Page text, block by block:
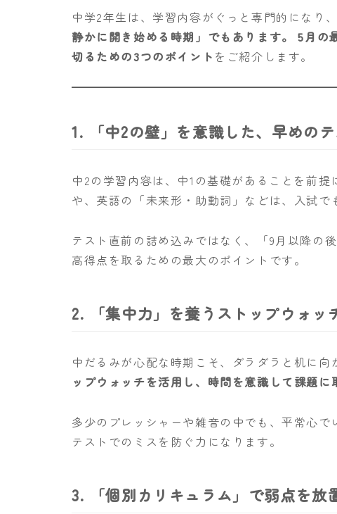
中学2年生は、学習内容がぐっと専門的になり
静かに開き始める時期」でもあります。 5月
切るための3つのポイント をご紹介します。
1. 「中2の壁」を意識した、早めの
中2の学習内容は、中1の基礎があることを前
や、英語の「未来形・助動詞」などは、入試で
テスト直前の詰め込みではなく、「9月以降の
高得点を取るための最大のポイントです。
2. 「集中力」を養うストップウォッ
中だるみが心配な時期こそ、ダラダラと机に
ップウォッチを活用し、時間を意識して課題に
多少のプレッシャーや雑音の中でも、平常心
テストでのミスを防ぐ力になります。
3. 「個別カリキュラム」で弱点を放